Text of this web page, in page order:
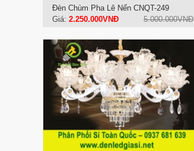
Đèn Chùm Pha Lê Nến CNQT-249
Giá: 2.250.000VNĐ 5.000.000VNĐ